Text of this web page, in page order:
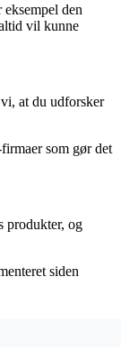
den
vil kunne
at du udforsker
som gør det
produkter, og
siden